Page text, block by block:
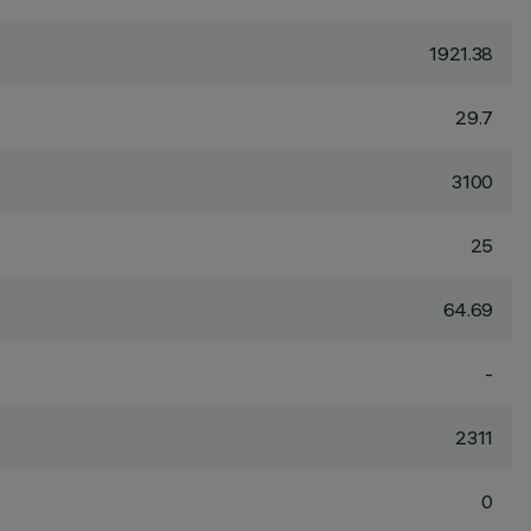
1921.38
29.7
3100
25
64.69
-
2311
0